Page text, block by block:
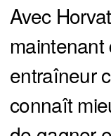
Avec
maintenant
entraîneur
connaît